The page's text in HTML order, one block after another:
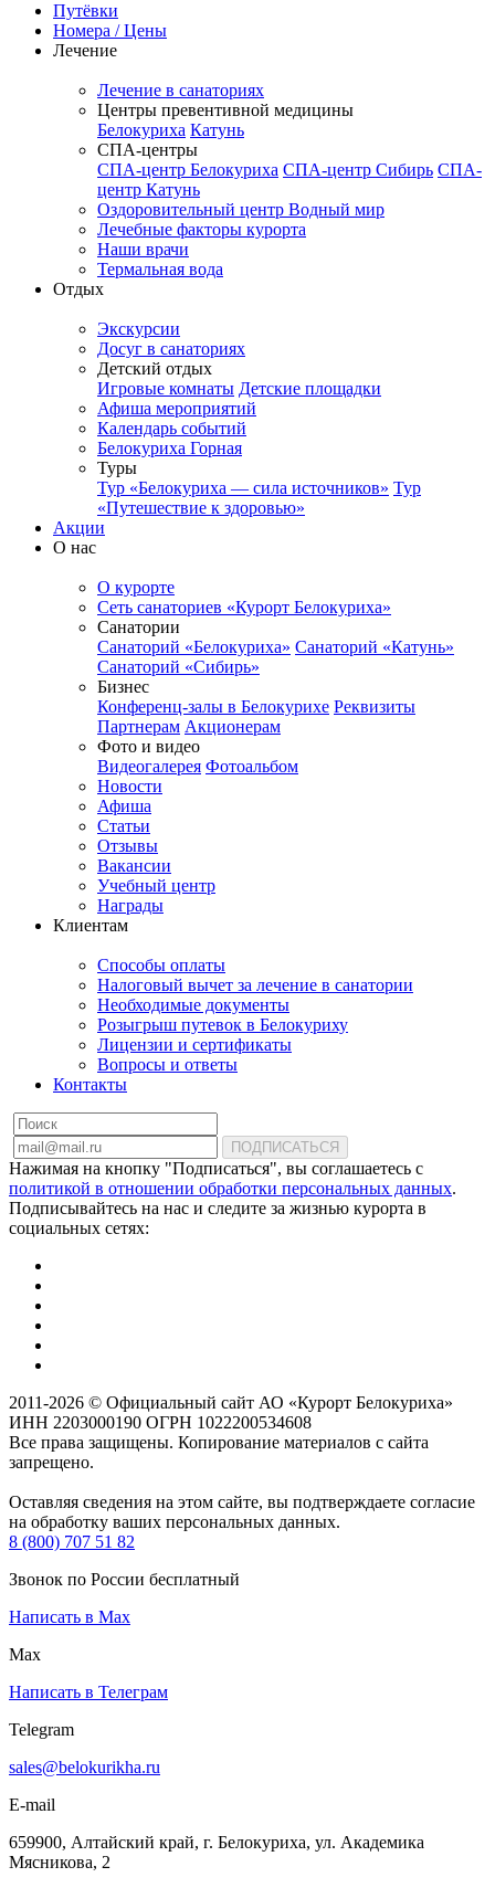
Путёвки
Номера / Цены
Лечение
Лечение в санаториях
Центры превентивной медицины
Белокуриха Катунь
СПА-центры
СПА-центр Белокуриха СПА-центр Сибирь СПА-
центр Катунь
Оздоровительный центр Водный мир
Лечебные факторы курорта
Наши врачи
Термальная вода
Отдых
Экскурсии
Досуг в санаториях
Детский отдых
Игровые комнаты Детские площадки
Афиша мероприятий
Календарь событий
Белокуриха Горная
Туры
Тур «Белокуриха — сила источников» Тур
«Путешествие к здоровью»
Акции
О нас
О курорте
Сеть санаториев «Курорт Белокуриха»
Санатории
Санаторий «Белокуриха» Санаторий «Катунь»
Санаторий «Сибирь»
Бизнес
Конференц-залы в Белокурихе Реквизиты
Партнерам Акционерам
Фото и видео
Видеогалерея Фотоальбом
Новости
Афиша
Статьи
Отзывы
Вакансии
Учебный центр
Награды
Клиентам
Способы оплаты
Налоговый вычет за лечение в санатории
Необходимые документы
Розыгрыш путевок в Белокуриху
Лицензии и сертификаты
Вопросы и ответы
Контакты
ПОДПИСАТЬСЯ
Нажимая на кнопку "Подписаться", вы соглашаетесь с
политикой в отношении обработки персональных данных.
Подписывайтесь на нас и следите за жизнью курорта в
социальных сетях:
2011-2026 © Официальный сайт АО «Курорт Белокуриха»
ИНН 2203000190 ОГРН 1022200534608
Все права защищены. Копирование материалов с сайта
запрещено.
Оставляя сведения на этом сайте, вы подтверждаете согласие
на обработку ваших персональных данных.
8 (800) 707 51 82
Звонок по России бесплатный
Написать в Max
Max
Написать в Телеграм
Telegram
sales@belokurikha.ru
E-mail
659900, Алтайский край, г. Белокуриха, ул. Академика
Мясникова, 2